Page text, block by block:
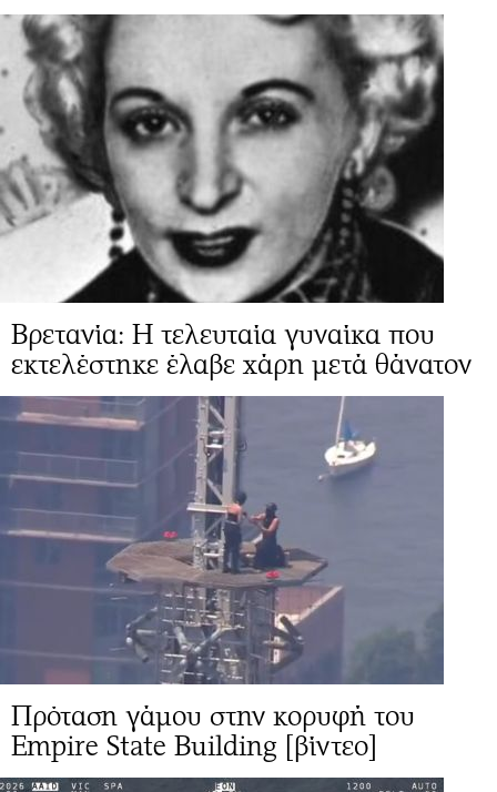
Βρετανία: Η τελευταία γυναίκα που
εκτελέστηκε έλαβε χάρη μετά θάνατον
Πρόταση γάμου στην κορυφή του
Empire State Building [βίντεο]